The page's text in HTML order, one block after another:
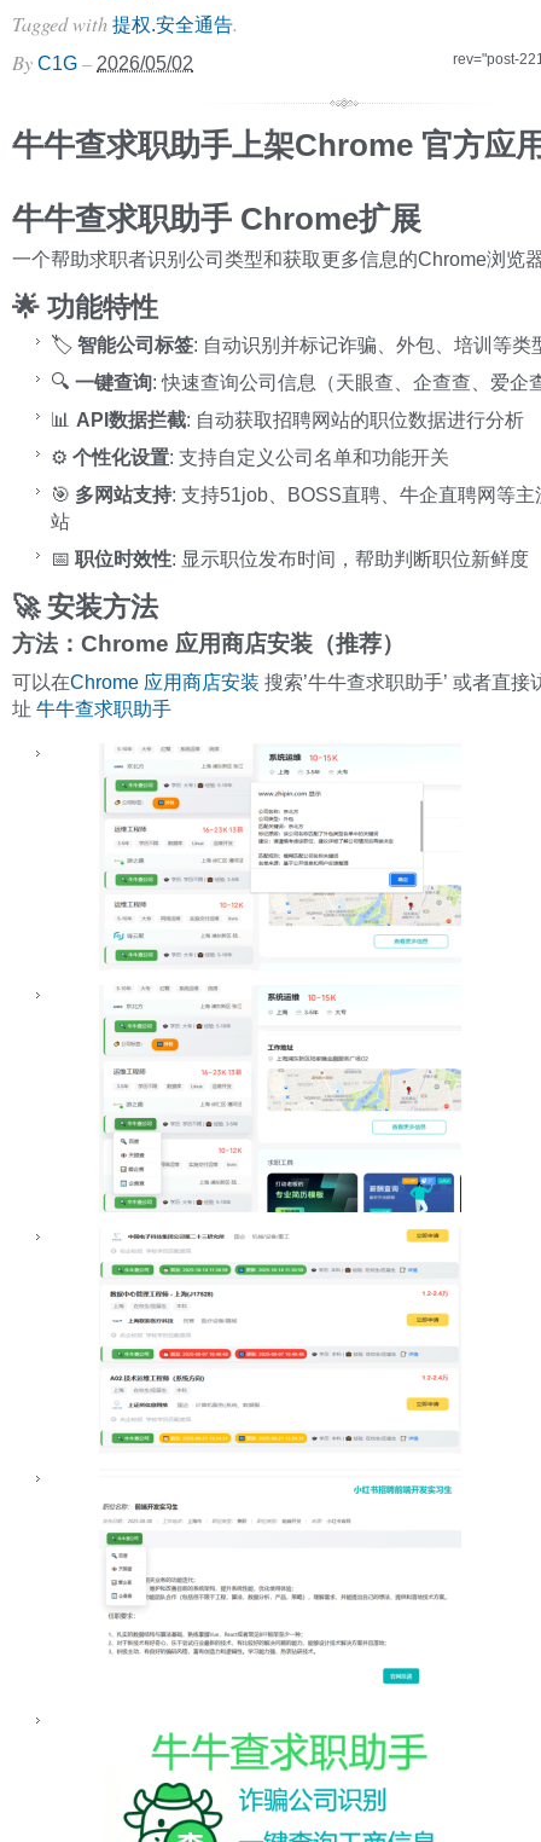
Tagged with 提权.安全通告.
rev="post-
By C1G – 2026/05/02
牛牛查求职助手上架Chrome 官方应
牛牛查求职助手 Chrome扩展
一个帮助求职者识别公司类型和获取更多信息的Chrome浏览
🌟 功能特性
🏷️ 智能公司标签: 自动识别并标记诈骗、外包、培训等类
🔍 一键查询: 快速查询公司信息（天眼查、企查查、爱企
📊 API数据拦截: 自动获取招聘网站的职位数据进行分析
⚙️ 个性化设置: 支持自定义公司名单和功能开关
🎯 多网站支持: 支持51job、BOSS直聘、牛企直聘网等主
站
📅 职位时效性: 显示职位发布时间，帮助判断职位新鲜度
🚀 安装方法
方法：Chrome 应用商店安装（推荐）
可以在Chrome 应用商店安装 搜索’牛牛查求职助手’ 或者直接
址 牛牛查求职助手